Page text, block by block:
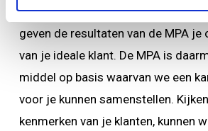
Naast marktinzicht en een
geven de resultaten van de MPA je
van je ideale klant. De MPA is
middel op basis waarvan we een
voor je kunnen samenstellen.
kenmerken van je klanten, kunnen